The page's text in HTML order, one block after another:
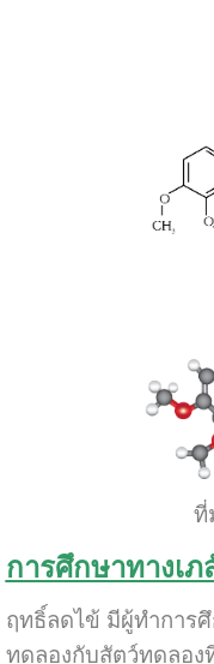
ที่
การศึกษาทางเ
ฤทธิ์ลดไข้ มีผู้ทำการ
ทดลองกับสัตว์ทดลอง